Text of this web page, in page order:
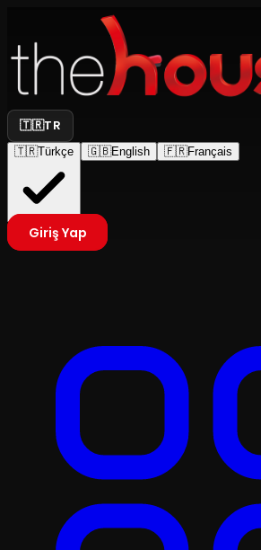
🇹🇷TR
🇹🇷Türkçe 🇬🇧English 🇫🇷Français
Giriş Yap